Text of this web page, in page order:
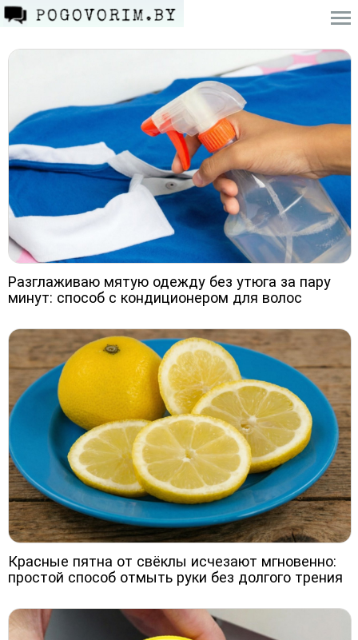
Разглаживаю мятую одежду без утюга за пару
минут: способ с кондиционером для волос
Красные пятна от свёклы исчезают мгновенно:
простой способ отмыть руки без долгого трения